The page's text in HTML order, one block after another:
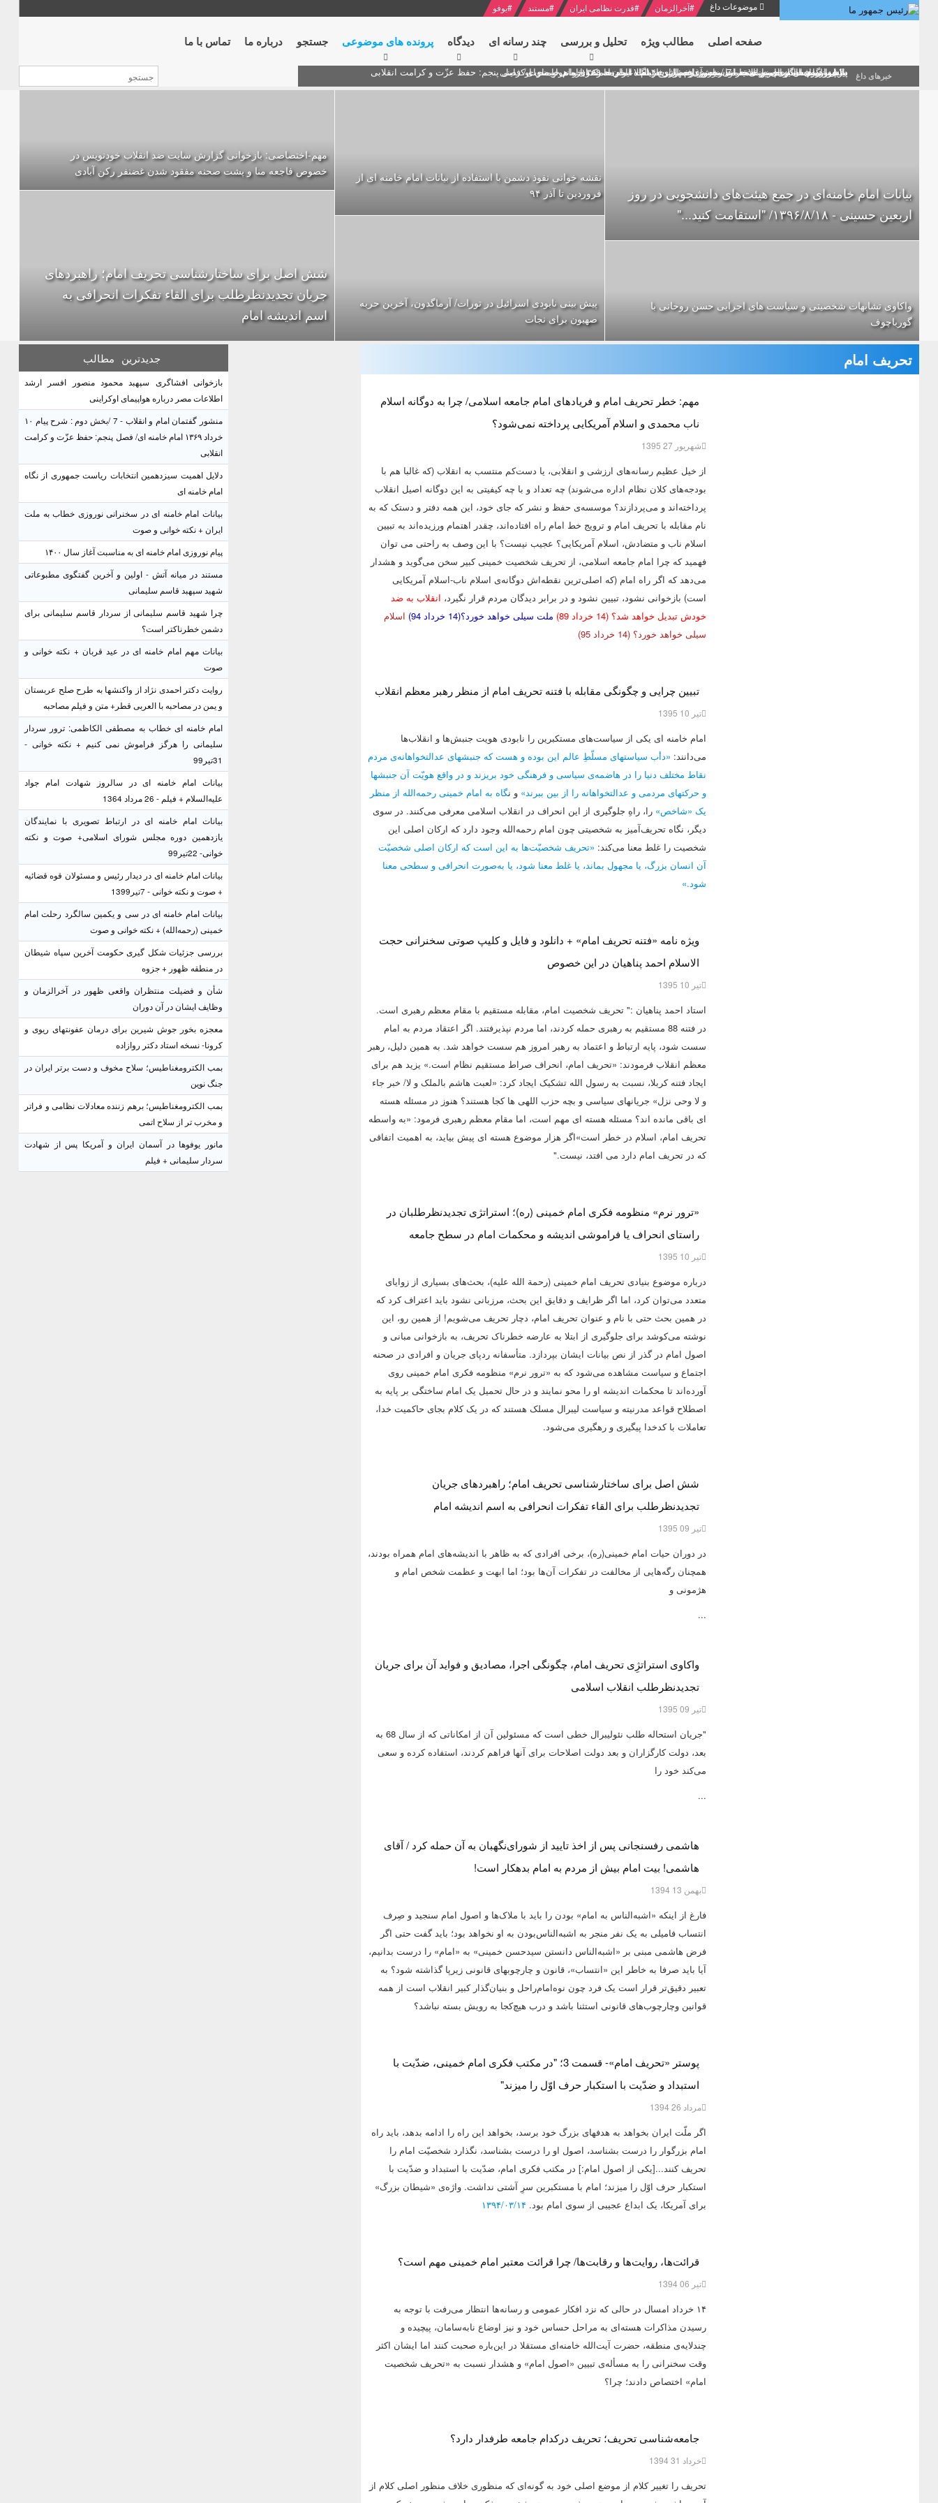
موضوعات داغ #آخرالزمان #قدرت نظامی ایران #مستند #یوفو
صفحه اصلی مطالب ویژه تحلیل و بررسی چند رسانه ای دیدگاه‌ پرونده های موضوعی جستجو درباره ما تماس با ما
خبرهای داغ منشور گفتمان امام و انقلاب - 7 /بخش دوم : شرح پیام ۱۰ خرداد ۱۳۶۹ امام خامنه ای/ فصل پنجم: حفظ عزّت و کرامت انقلابی
بازخوانی افشاگری سپهبد محمود منصور افسر ارشد اطلاعات مصر درباره هواپیمای اوکراینی
دلایل اهمیت سیزدهمین انتخابات ریاست جمهوری از نگاه امام خامنه ای
بیانات امام خامنه ای در سخنرانی نوروزی خطاب به ملت ایران + نکته خوانی و صوت
پیام نوروزی امام خامنه ای به مناسبت آغاز سال ۱۴۰۰
بیانات امام خامنه‌ای در جمع هیئت‌های دانشجویی در روز
اربعین حسینی - ۱۳۹۶/۸/۱۸/ "استقامت کنید..."
واکاوی تشابهات شخصیتی و سیاست های اجرایی حسن روحانی با
گورباچوف
نقشه خوانی نفوذ دشمن با استفاده از بیانات امام خامنه ای از
فروردین تا آذر ۹۴
پیش بینی نابودی اسرائیل در تورات/ آرماگدون، آخرین حربه
صهیون برای نجات
مهم-اختصاصی: بازخوانی گزارش سایت ضد انقلاب خودنویس در
خصوص فاجعه منا و پشت صحنه مفقود شدن غضنفر رکن آبادی
شش اصل برای ساختارشناسی تحريف امام؛ راهبردهای
جریان تجدیدنظرطلب برای القاء تفکرات انحرافی به
اسم اندیشه امام
تحریف امام
مهم: خطر تحریف امام و فریادهای امام جامعه اسلامی/ چرا به دوگانه اسلام
ناب محمدی و اسلام آمریکایی پرداخته نمی‌شود؟
شهریور 27 1395
از خیل عظیم رسانه‌های ارزشی و انقلابی، یا دست‌کم منتسب به انقلاب (که غالبا هم با
بودجه‌های کلان نظام اداره می‌شوند) چه تعداد و با چه کیفیتی به این دوگانه اصیل انقلاب
پرداخته‌اند و می‌پردازند؟ موسسه‌ی حفظ و نشر که جای خود، این همه دفتر و دستک که به
نام مقابله با تحریف امام و ترویج خط امام راه افتاده‌اند، چقدر اهتمام ورزیده‌اند به تبیین
اسلام ناب و متضادش، اسلام آمریکایی؟ عجیب نیست؟ با این وصف به راحتی می توان
فهمید که چرا امام جامعه اسلامی، از تحریف شخصیت خمینی کبیر سخن می‌گوید و هشدار
می‌دهد که اگر راه امام (که اصلی‌ترین نقطه‌اش دوگانه‌ی اسلام ناب-اسلام آمریکایی
است) بازخوانی نشود، تبیین نشود و در برابر دیدگان مردم قرار نگیرد، انقلاب به ضد
خودش تبدیل خواهد شد؟ (14 خرداد 89)
ملت سیلی خواهد خورد؟(14 خرداد 94)
اسلام
سیلی خواهد خورد؟ (14 خرداد 95)
تبیین چرایی و چگونگی مقابله با فتنه تحریف امام از منظر رهبر معظم انقلاب
تیر 10 1395
امام خامنه ای یکی از سیاست‌های مستکبرین را نابودی هویت جنبش‌ها و انقلاب‌ها
می‌دانند: «دأب سیاستهای مسلّطِ عالم این بوده و هست که جنبشهای عدالتخواهانه‌ی مردم
نقاط مختلف دنیا را در هاضمه‌ی سیاسی و فرهنگی خود بریزند و در واقع هویّت آن جنبشها
و حرکتهای مردمی و عدالتخواهانه را از بین ببرند» و نگاه به امام خمینی رحمه‌الله از منظر
یک «شاخص» را، راهِ جلوگیری از این انحراف در انقلاب اسلامی معرفی می‌کنند. در سوی
دیگر، نگاه تحریف‌آمیز به شخصیتی چون امام رحمه‌الله وجود دارد که ارکان اصلی این
شخصیت را غلط معنا می‌کند: «تحریف شخصیّت‌ها به این است که ارکان اصلی شخصیّت
آن انسان بزرگ، یا مجهول بماند، یا غلط معنا شود، یا به‌صورت انحرافی و سطحی معنا
شود.»
ویژه نامه «فتنه تحریف امام» + دانلود و فایل و کلیپ صوتی سخنرانی حجت
الاسلام احمد پناهیان در این خصوص
تیر 10 1395
استاد احمد پناهیان :" تحریف شخصیت امام، مقابله مستقیم با مقام معظم رهبری است.
در فتنه 88 مستقیم به رهبری حمله کردند، اما مردم نپذیرفتند. اگر اعتقاد مردم به امام
سست شود، پایه ارتباط و اعتماد به رهبر امروز هم سست خواهد شد. به همین دلیل، رهبر
معظم انقلاب فرمودند: «تحریف امام، انحراف صراط مستقیم نظام است.» یزید هم برای
ایجاد فتنه کربلا، نسبت به رسول الله تشکیک ایجاد کرد: «لعبت هاشم بالملک و لا/ خبر جاء
و لا وحی نزل» جریانهای سیاسی و بچه حزب اللهی ها کجا هستند؟ هنوز در مسئله هسته
ای باقی مانده اند؟ مسئله هسته ای مهم است، اما مقام معظم رهبری فرمود: «به واسطه
تحریف امام، اسلام در خطر است»اگر هزار موضوع هسته ای پیش بیاید، به اهمیت اتفاقی
که در تحریف امام دارد می افتد، نیست."
«ترور نرم» منظومه فکری امام خمینی (ره)؛ استراتژی تجدیدنظرطلبان در
راستای انحراف یا فراموشی اندیشه و محکمات امام در سطح جامعه
تیر 10 1395
درباره موضوع بنیادی تحریف امام خمینی (رحمة الله علیه)، بحث‌های بسیاری از زوایای
متعدد ‌می‌توان کرد، اما اگر ظرایف و دقایق این بحث، مرزبانی نشود باید اعتراف کرد که
در همین بحث حتی با نام و عنوان تحریف امام، دچار تحریف ‌می‌شویم! از همین رو، این
نوشته ‌می‌کوشد برای جلوگیری از ابتلا به عارضه خطرناک تحریف، به بازخوانی مبانی و
اصول امام در گذر از نص بیانات ایشان بپردازد. متأسفانه ردپای جریان و افرادی در صحنه
اجتماع و سیاست مشاهده می‌شود که به «ترور نرم» منظومه فکری امام خمینی روی
آورده‌اند تا محکمات اندیشه او را محو نمایند و در حال تحمیل یک امام ساختگی بر پایه به
اصطلاح قواعد مدرنیته و سیاست لیبرال مسلک هستند که در یک کلام بجای حاکمیت خدا،
تعاملات با کدخدا پیگیری و رهگیری می‌شود.
شش اصل برای ساختارشناسی تحريف امام؛ راهبردهای جریان
تجدیدنظرطلب برای القاء تفکرات انحرافی به اسم اندیشه امام
تیر 09 1395
در دوران حیات امام خمینی(ره)، برخی افرادی که به ظاهر با اندیشه‌های امام همراه بودند،
همچنان رگه‌هایی از مخالفت در تفکرات آن‌ها بود؛ اما ابهت و عظمت شخص امام و
هژمونی و
...
واکاوی استراتژِی تحریف امام، چگونگی اجرا، مصادیق و فواید آن برای جریان
تجدیدنظرطلب انقلاب اسلامی
تیر 09 1395
"جریان استحاله طلب نئولیبرال خطی است که مسئولین آن از امکاناتی که از سال 68 به
بعد، دولت کارگزاران و بعد دولت اصلاحات برای آنها فراهم کردند، استفاده کرده و سعی
می‌کند خود را
...
هاشمی رفسنجانی پس از اخذ تایید از شورای‌نگهبان به آن حمله کرد / آقای
هاشمی! بیت امام بیش از مردم به امام بدهکار است!
بهمن 13 1394
فارغ از اینکه «اشبه‌الناس به امام» بودن را باید با ملاک‌ها و اصول امام سنجید و صِرف
انتساب فامیلی به یک نفر منجر به اشبه‌الناس‌بودن به او نخواهد بود؛ باید گفت حتی اگر
فرض هاشمی مبنی بر «اشبه‌الناس دانستن سیدحسن خمینی» به «امام» را درست بدانیم،
آیا باید صرفا به خاطر این «انتساب»، قانون و چارچوبهای قانونی زیرپا گذاشته شود؟ به
تعبیر دقیق‌تر قرار است یک فرد چون نوه‌امام‌راحل و بنیان‌گذار کبیر انقلاب است از همه
قوانین وچارچوب‌های قانونی استثنا باشد و درب هیچ‌کجا به رویش بسته نباشد؟
پوستر «تحریف امام»- قسمت 3؛ "در مکتب فکری امام خمینی، ضدّیت با
استبداد و ضدّیت با استکبار حرف اوّل را میزند"
مرداد 26 1394
اگر ملّت ایران بخواهد به هدفهای بزرگ خود برسد، بخواهد این راه را ادامه بدهد، باید راه
امام بزرگوار را درست بشناسد، اصول او را درست بشناسد، نگذارد شخصیّت امام را
تحریف کنند...[یکی از اصول امام:] در مکتب فکری امام، ضدّیت با استبداد و ضدّیت با
استکبار حرف اوّل را میزند؛ امام با مستکبرین سرِ آشتی نداشت. واژه‌ی «شیطان بزرگ»
برای آمریکا، یک ابداع عجیبی از سوی امام بود. ۱۳۹۴/۰۳/۱۴
قرائت‌ها، روایت‌ها و رقابت‌ها/ چرا قرائت معتبر امام خمینی مهم است؟
تیر 06 1394
۱۴ خرداد امسال در حالی که نزد افکار عمومی و رسانه‌ها انتظار می‌رفت با توجه به
رسیدن مذاکرات هسته‌ای به مراحل حساس خود و نیز اوضاع نابه‌سامان، پیچیده و
چندلایه‌ی منطقه، حضرت آیت‌الله خامنه‌ای مستقلا در این‌باره صحبت کنند اما ایشان اکثر
وقت سخنرانی را به مسأله‌ی تبیین «اصول امام» و هشدار نسبت به «تحریف شخصیت
امام» اختصاص دادند؛ چرا؟
جامعه‌شناسی تحریف؛ تحریف درکدام جامعه طرفدار دارد؟
خرداد 31 1394
تحریف را تغییر کلام از موضع اصلی خود به گونه‌ای که منظوری خلاف منظور اصلی کلام از
جدیدترین مطالب
بازخوانی افشاگری سپهبد محمود منصور افسر ارشد
اطلاعات مصر درباره هواپیمای اوکراینی
منشور گفتمان امام و انقلاب - 7 /بخش دوم : شرح پیام ۱۰
خرداد ۱۳۶۹ امام خامنه ای/ فصل پنجم: حفظ عزّت و کرامت
انقلابی
دلایل اهمیت سیزدهمین انتخابات ریاست جمهوری از نگاه
امام خامنه ای
بیانات امام خامنه ای در سخنرانی نوروزی خطاب به ملت
ایران + نکته خوانی و صوت
پیام نوروزی امام خامنه ای به مناسبت آغاز سال ۱۴۰۰
مستند در میانه آتش - اولین و آخرین گفتگوی مطبوعاتی
شهید سپهبد قاسم سلیمانی
چرا شهید قاسم سلیمانی از سردار قاسم سلیمانی برای
دشمن خطرناکتر است؟
بیانات مهم امام خامنه ای در عید قربان + نکته خوانی و
صوت
روایت دکتر احمدی نژاد از واکنشها به طرح صلح عربستان
و یمن در مصاحبه با العربی قطر+ متن و فیلم مصاحبه
امام خامنه ای خطاب به مصطفی الکاظمی: ترور سردار
سلیمانی را هرگز فراموش نمی کنیم + نکته خوانی -
31تیر99
بیانات امام خامنه ای در سالروز شهادت امام جواد
علیه‌السلام + فیلم - 26 مرداد 1364
بیانات امام خامنه ای در ارتباط تصویری با نمایندگان
یازدهمین دوره مجلس شورای اسلامی+ صوت و نکته
خوانی- 22تیر99
بیانات امام خامنه ای در دیدار رئیس و مسئولان قوه قضائیه
+ صوت و نکته خوانی - 7تیر1399
بیانات امام خامنه ای در سی و یکمین سالگرد رحلت امام
خمینی (رحمه‌الله) + نکته خوانی و صوت
بررسی جزئیات شکل گیری حکومت آخرین سپاه شیطان
در منطقه ظهور + جزوه
شأن و فضیلت منتظران واقعی ظهور در آخرالزمان و
وظایف ایشان در آن دوران
معجزه بخور جوش شیرین برای درمان عفونتهای ریوی و
کرونا- نسخه استاد دکتر روازاده
بمب الکترومغناطیس؛ سلاح مخوف و دست برتر ایران در
جنگ نوین
بمب الکترومغناطیس؛ برهم زننده معادلات نظامی و فراتر
و مخرب تر از سلاح اتمی
مانور یوفوها در آسمان ایران و آمریکا پس از شهادت
سردار سلیمانی + فیلم